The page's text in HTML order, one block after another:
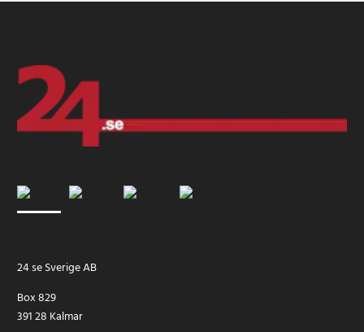
24 se Sverige AB
Box 829
391 28 Kalmar